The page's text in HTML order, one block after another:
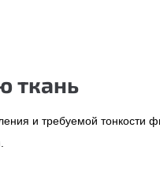
ткань
и требуемой